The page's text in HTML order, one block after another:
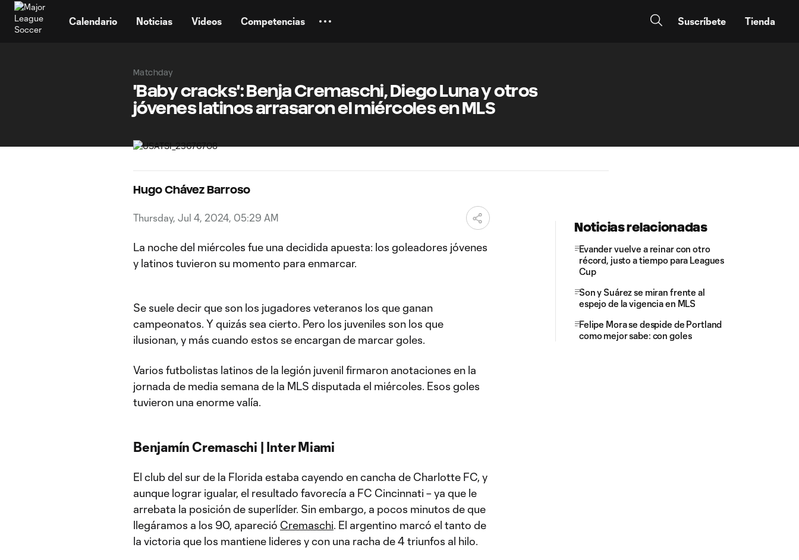
Calendario Noticias Videos Competencias Suscríbete Tienda
Matchday
'Baby cracks': Benja Cremaschi, Diego Luna y otros
jóvenes latinos arrasaron el miércoles en MLS
Hugo Chávez Barroso
Thursday, Jul 4, 2024, 05:29 AM
La noche del miércoles fue una decidida apuesta: los goleadores jóvenes
y latinos tuvieron su momento para enmarcar.
Se suele decir que son los jugadores veteranos los que ganan
campeonatos. Y quizás sea cierto. Pero los juveniles son los que
ilusionan, y más cuando estos se encargan de marcar goles.
Varios futbolistas latinos de la legión juvenil firmaron anotaciones en la
jornada de media semana de la MLS disputada el miércoles. Esos goles
tuvieron una enorme valía.
Benjamín Cremaschi | Inter Miami
El club del sur de la Florida estaba cayendo en cancha de Charlotte FC, y
aunque lograr igualar, el resultado favorecía a FC Cincinnati – ya que le
arrebata la posición de superlíder. Sin embargo, a pocos minutos de que
llegáramos a los 90, apareció Cremaschi. El argentino marcó el tanto de
la victoria que los mantiene lideres y con una racha de 4 triunfos al hilo.
Noticias relacionadas
Evander vuelve a reinar con otro
récord, justo a tiempo para Leagues
Cup
Son y Suárez se miran frente al
espejo de la vigencia en MLS
Felipe Mora se despide de Portland
como mejor sabe: con goles